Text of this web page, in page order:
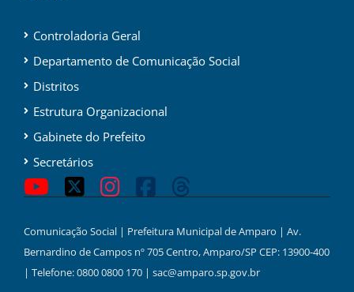
Controladoria Geral
Departamento de Comunicação Social
Distritos
Estrutura Organizacional
Gabinete do Prefeito
Secretários
Comunicação Social | Prefeitura Municipal de Amparo | Av.
Bernardino de Campos nº 705 Centro, Amparo/SP CEP: 13900-400
| Telefone: 0800 0800 170 | sac@amparo.sp.gov.br